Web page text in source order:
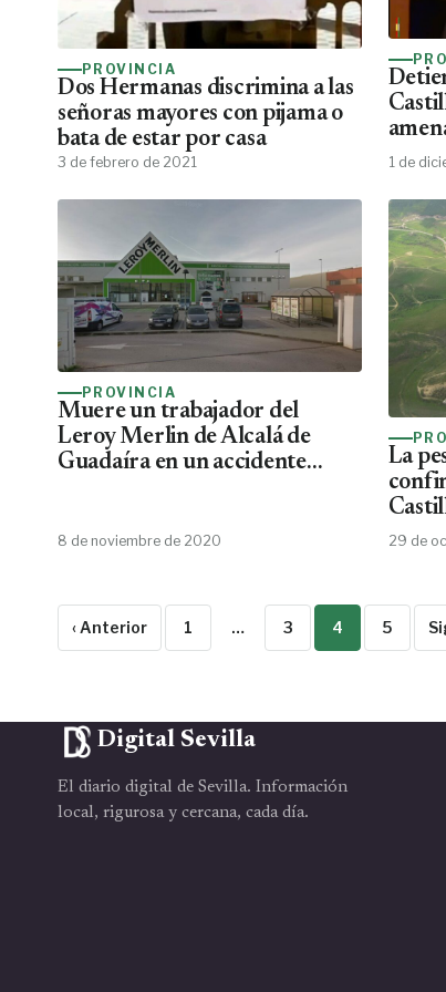
PROVINCIA
Dos Hermanas discrimina a las
señoras mayores con pijama o
bata de estar por casa
3 de febrero de 2021
un
1 de
PROVINCIA
Muere un trabajador del
Leroy Merlin de Alcalá de
Guadaíra en un accidente
8 de noviembre de 2020
La
29 de
‹ Anterior 1 … 3 4 5
Digital Sevilla
El diario digital de Sevilla. Información
local, rigurosa y cercana, cada día.